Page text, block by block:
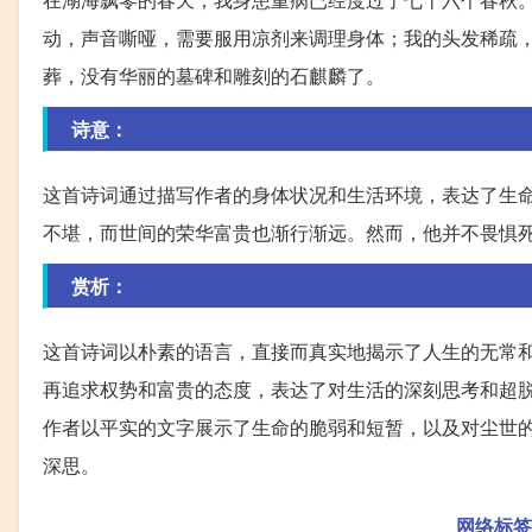
动，声音嘶哑，需要服用凉剂来调理身体；我的头发稀
葬，没有华丽的墓碑和雕刻的石麒麟了。
诗意：
这首诗词通过描写作者的身体状况和生活环境，表达了
不堪，而世间的荣华富贵也渐行渐远。然而，他并不畏惧
赏析：
这首诗词以朴素的语言，直接而真实地揭示了人生的无
再追求权势和富贵的态度，表达了对生活的深刻思考和
作者以平实的文字展示了生命的脆弱和短暂，以及对尘
深思。
网络标